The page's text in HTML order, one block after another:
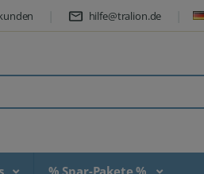
hilfe@tralion.de
% Spar-Pakete %